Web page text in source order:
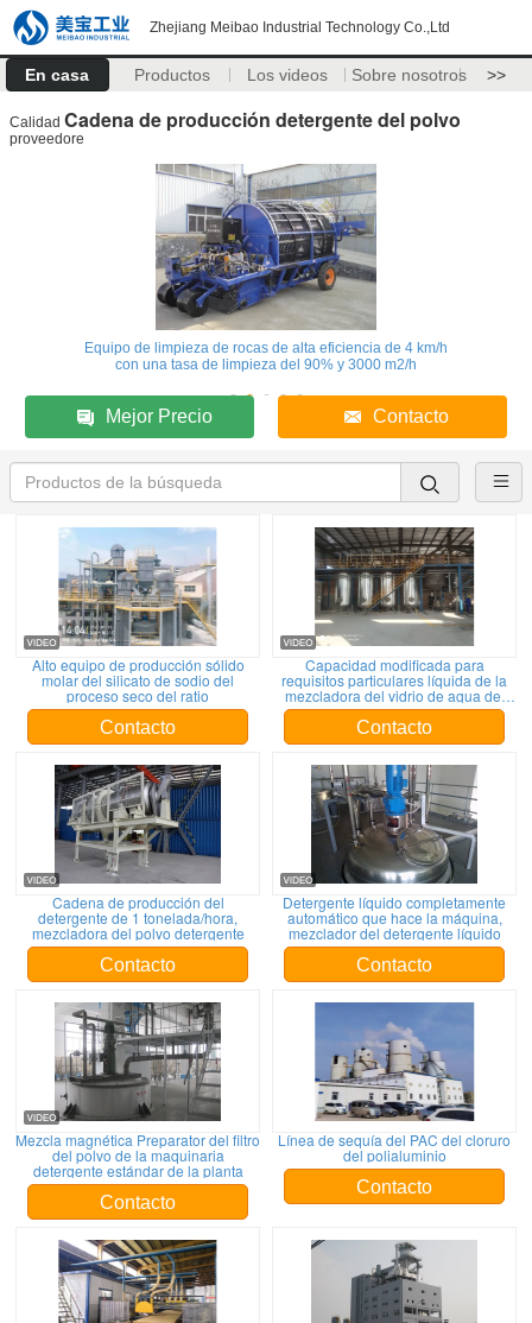
Zhejiang Meibao Industrial Technology Co.,Ltd
En casa Productos Los videos Sobre nosotros >>
Calidad Cadena de producción detergente del polvo
proveedore
Equipo de limpieza de rocas de alta eficiencia de 4 km/h
con una tasa de limpieza del 90% y 3000 m2/h
Mejor Precio Contacto
Alto equipo de producción sólido
molar del silicato de sodio del
proceso seco del ratio
Contacto
Capacidad modificada para
requisitos particulares líquida de la
mezcladora del vidrio de agua del
proceso mojado
Contacto
Cadena de producción del
detergente de 1 tonelada/hora,
mezcladora del polvo detergente
Contacto
Detergente líquido completamente
automático que hace la máquina,
mezclador del detergente líquido
Contacto
Mezcla magnética Preparator del filtro
del polvo de la maquinaria
detergente estándar de la planta
Contacto
Línea de sequía del PAC del cloruro
del polialuminio
Contacto